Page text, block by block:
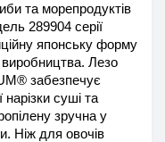
та морепродуктів
289904 серії
японську форму
Лезо
забезпечує
суші та
зручна у
Ніж для овочів